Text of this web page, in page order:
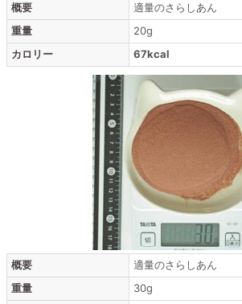
概要
適量のさらしあん
重量
20g
カロリー
67kcal
概要
適量のさらしあん
重量
30g